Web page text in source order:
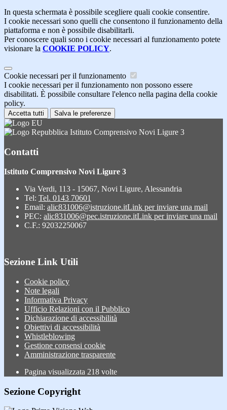
In questa schermata è possibile scegliere quali cookie consentire.
I cookie necessari sono quelli che consentono il funzionamento della
piattaforma e non è possibile disabilitarli.
Per conoscere quali sono i cookie necessari al funzionamento potete
visionare la COOKIE POLICY.
Cookie necessari per il funzionamento
I cookie necessari per il funzionamento non possono essere
disabilitati. È possibile consultare l'elenco nella pagina della cookie
policy.
Accetta tutti Salva le preferenze
Istituto Comprensivo Novi Ligure 3
Contatti
Istituto Comprensivo Novi Ligure 3
Via Verdi, 113 - 15067, Novi Ligure, Alessandria
Tel: Tel. 0143 70601
Email: alic831006@istruzione.itLink per inviare una mail
PEC: alic831006@pec.istruzione.itLink per inviare una mail
C.F.: 92032250067
Sezione Link Utili
Cookie policy
Note legali
Informativa Privacy
Ufficio Relazioni con il Pubblico
Dichiarazione di accessibilità
Obiettivi di accessibilità
Whistleblowing
Gestione consensi cookie
Amministrazione trasparente
Pagina visualizzata 218 volte
Sezione Copyright